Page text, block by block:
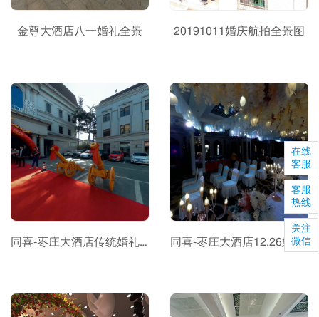
金尊大酒店八一婚礼全景 20191011婚庆航拍全景图
同喜-枣庄大酒店传统婚礼全景 同喜-枣庄大酒店12.26婚礼全景
在线
客服
客服
热线
关注
微信